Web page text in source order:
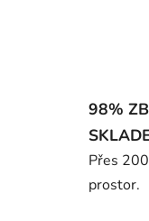
98%
Přes
prostor.